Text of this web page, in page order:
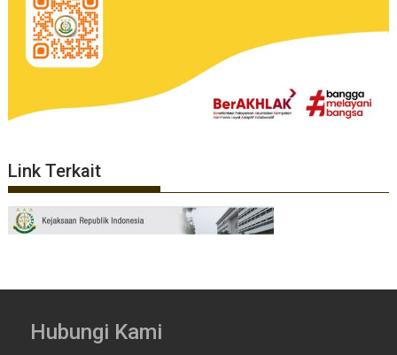
Link Terkait
Hubungi Kami